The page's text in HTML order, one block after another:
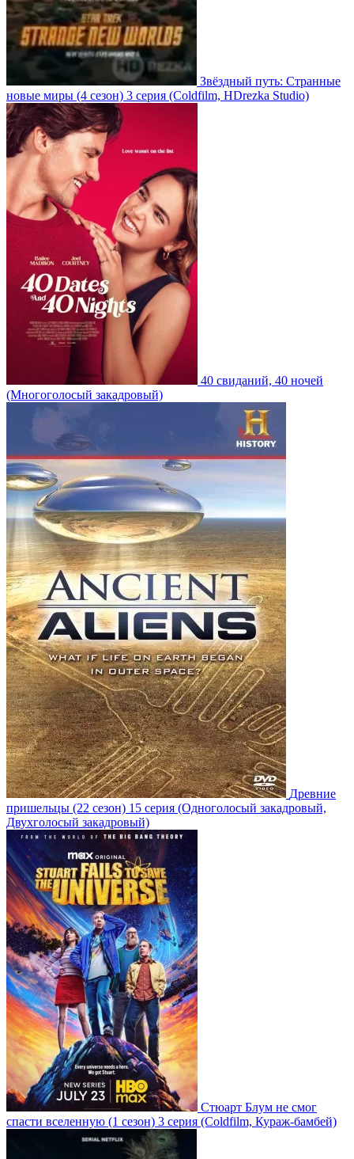
Звёздный путь: Странные
новые миры (4 сезон) 3 серия (Coldfilm, HDrezka Studio)
40 свиданий, 40 ночей
(Многоголосый закадровый)
Древние
пришельцы (22 сезон) 15 серия (Одноголосый закадровый,
Двухголосый закадровый)
Стюарт Блум не смог
спасти вселенную (1 сезон) 3 серия (Coldfilm, Кураж-бамбей)